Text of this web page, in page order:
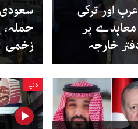
اور ترکی
پر
خارجہ
زخمی
دنیا